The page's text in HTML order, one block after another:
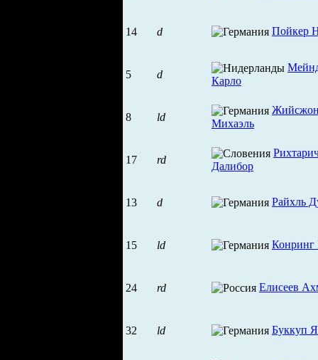
14 d Пойкер
5 d
Карло
8 ld
Михаэль
17 rd
Далибор
13 d Райхль
15 ld Конринг
24 rd Елисеев
32 ld Буккуп